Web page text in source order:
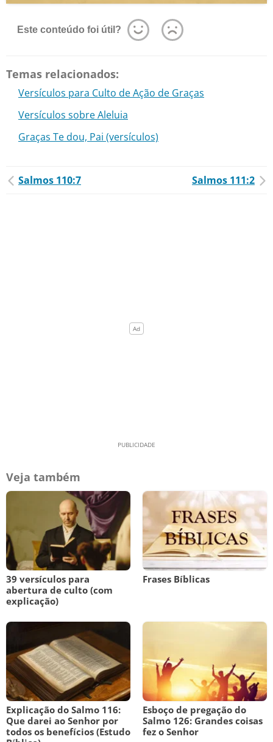
Este conteúdo foi útil?
Temas relacionados:
Versículos para Culto de Ação de Graças
Versículos sobre Aleluia
Graças Te dou, Pai (versículos)
Salmos 110:7 Salmos 111:2
Veja também
39 versículos para
abertura de culto (com
explicação)
Frases Bíblicas
Explicação do Salmo 116:
Que darei ao Senhor por
todos os benefícios (Estudo
Esboço de pregação do
Salmo 126: Grandes coisas
fez o Senhor